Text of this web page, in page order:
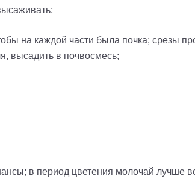
на каждой части была почка; срезы
высадить в почвосмесь;
в период цветения молочай лучше